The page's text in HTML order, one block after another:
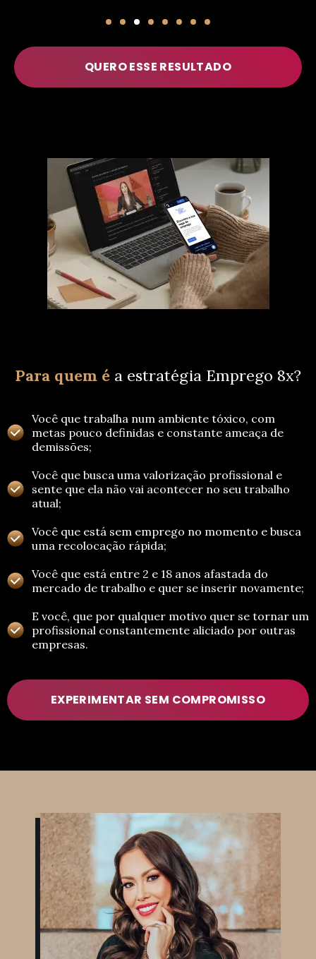
QUERO ESSE RESULTADO
Para quem é a estratégia Emprego 8x?
Você que trabalha num ambiente tóxico, com
metas pouco definidas e constante ameaça de
demissões;
Você que busca uma valorização profissional e
sente que ela não vai acontecer no seu trabalho
atual;
Você que está sem emprego no momento e busca
uma recolocação rápida;
Você que está entre 2 e 18 anos afastada do
mercado de trabalho e quer se inserir novamente;
E você, que por qualquer motivo quer se tornar um
profissional constantemente aliciado por outras
empresas.
EXPERIMENTAR SEM COMPROMISSO